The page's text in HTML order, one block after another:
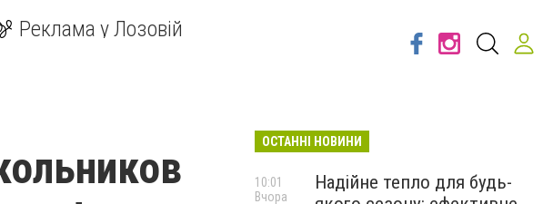
Реклама у Лозовій
ОСТАННІ НОВИНИ
Надійне тепло для будь-
10:01
Вчора